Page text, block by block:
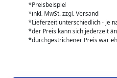
*Preisbeispiel
*inkl. MwSt. zzgl. Versand
*Lieferzeit unterschiedlich - je
*der Preis kann sich jederzeit
*durchgestrichener Preis war